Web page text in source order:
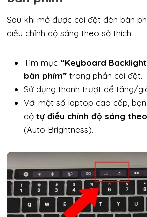
Sau khi mở được cài đặt đèn bàn
điều chỉnh độ sáng theo sở thích:
Tìm mục “Keyboard
bàn phím” trong phần cài đặt.
Sử dụng thanh trượt để tăng/
Với một số laptop cao cấp,
độ tự điều chỉnh độ sáng
(Auto Brightness).